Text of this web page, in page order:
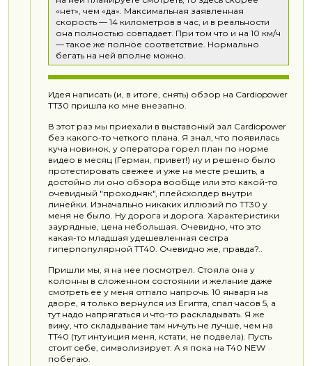
«нет», чем «да». Максимальная заявленная
скорость — 14 километров в час, и в реальности
она полностью совпадает. При том что и на 10 км/ч
— такое же полное соответствие. Нормально
бегать на ней вполне можно.
Идея написать (и, в итоге, снять) обзор на Cardiopower
TT30 пришла ко мне внезапно.
В этот раз мы приехали в выставоный зал Cardiopower
без какого-то четкого плана. Я знал, что появилась
куча новинок, у оператора горел план по норме
видео в месяц (Герман, привет!) ну и решено было
протестировать свежее и уже на месте решить, а
достойно ли оно обзора вообще или это какой-то
очевидный "проходняк", плейсхолдер внутри
линейки. Изначально никаких иллюзий по TT30 у
меня не было. Ну дорога и дорога. Характеристики
заурядные, цена небольшая. Очевидно, что это
какая-то младшая удешевленная сестра
гиперпопулярной TT40. Очевидно же, правда?..
Пришли мы, я на нее посмотрел. Стояла она у
колонны в сложенном состоянии и желание даже
смотреть ее у меня отпало напрочь. 10 января на
дворе, я только вернулся из Египта, спал часов 5, а
тут надо напрягаться и что-то раскладывать. Я же
вижу, что складывание там ничуть не лучше, чем на
TT40 (тут интуиция меня, кстати, не подвела). Пусть
стоит себе, символизирует. А я пока на T40 NEW
побегаю.